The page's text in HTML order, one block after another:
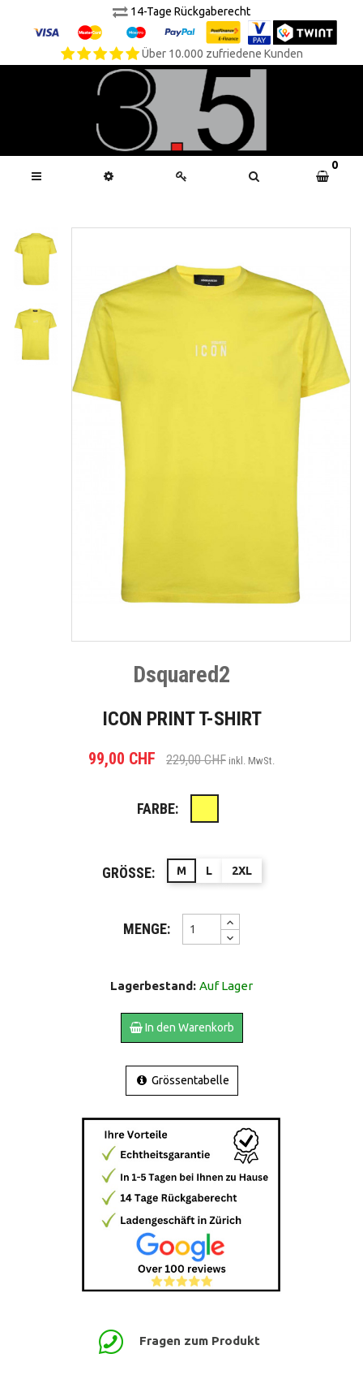
14-Tage Rückgaberecht
Über 10.000 zufriedene Kunden
0
Dsquared2
ICON PRINT T-SHIRT
99,00 CHF 229,00 CHF inkl. MwSt.
FARBE:
GRÖSSE: M L 2XL
MENGE:
Lagerbestand: Auf Lager
In den Warenkorb
Grössentabelle
Fragen zum Produkt